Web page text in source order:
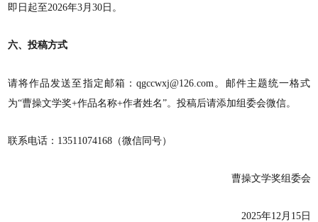
即日起至2026年3月30日。
六、投稿方式
请将作品发送至指定邮箱：qgccwxj@126.com。邮件主题统一格式
为“曹操文学奖+作品名称+作者姓名”。投稿后请添加组委会微信。
联系电话：13511074168（微信同号）
曹操文学奖组委会
2025年12月15日